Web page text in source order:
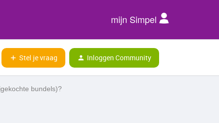
mijn Simpel
Stel je vraag Inloggen Community
bundels)?